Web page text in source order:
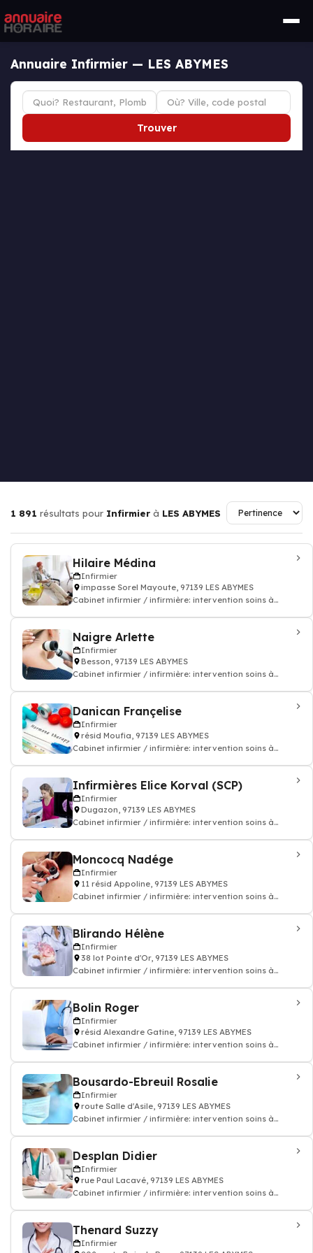
Annuaire Infirmier — LES ABYMES
Trouver
1 891 résultats pour Infirmier à LES ABYMES
Hilaire Médina
Infirmier
impasse Sorel Mayoute, 97139 LES ABYMES
Cabinet infirmier / infirmière: intervention soins à
Naigre Arlette
Infirmier
Besson, 97139 LES ABYMES
Cabinet infirmier / infirmière: intervention soins à
Danican Françelise
Infirmier
résid Moufia, 97139 LES ABYMES
Cabinet infirmier / infirmière: intervention soins à
Infirmières Elice Korval (SCP)
Infirmier
Dugazon, 97139 LES ABYMES
Cabinet infirmier / infirmière: intervention soins à
Moncocq Nadége
Infirmier
11 résid Appoline, 97139 LES ABYMES
Cabinet infirmier / infirmière: intervention soins à
Blirando Hélène
Infirmier
38 lot Pointe d'Or, 97139 LES ABYMES
Cabinet infirmier / infirmière: intervention soins à
Bolin Roger
Infirmier
résid Alexandre Gatine, 97139 LES ABYMES
Cabinet infirmier / infirmière: intervention soins à
Bousardo-Ebreuil Rosalie
Infirmier
route Salle d'Asile, 97139 LES ABYMES
Cabinet infirmier / infirmière: intervention soins à
Desplan Didier
Infirmier
rue Paul Lacavé, 97139 LES ABYMES
Cabinet infirmier / infirmière: intervention soins à
Thenard Suzzy
Infirmier